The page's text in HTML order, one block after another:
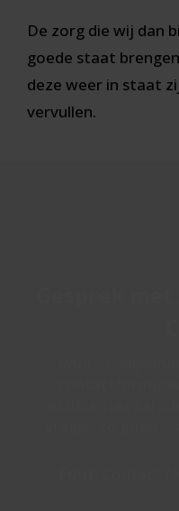
De zorg die wij dan
goede staat
deze weer in staat
vervullen.